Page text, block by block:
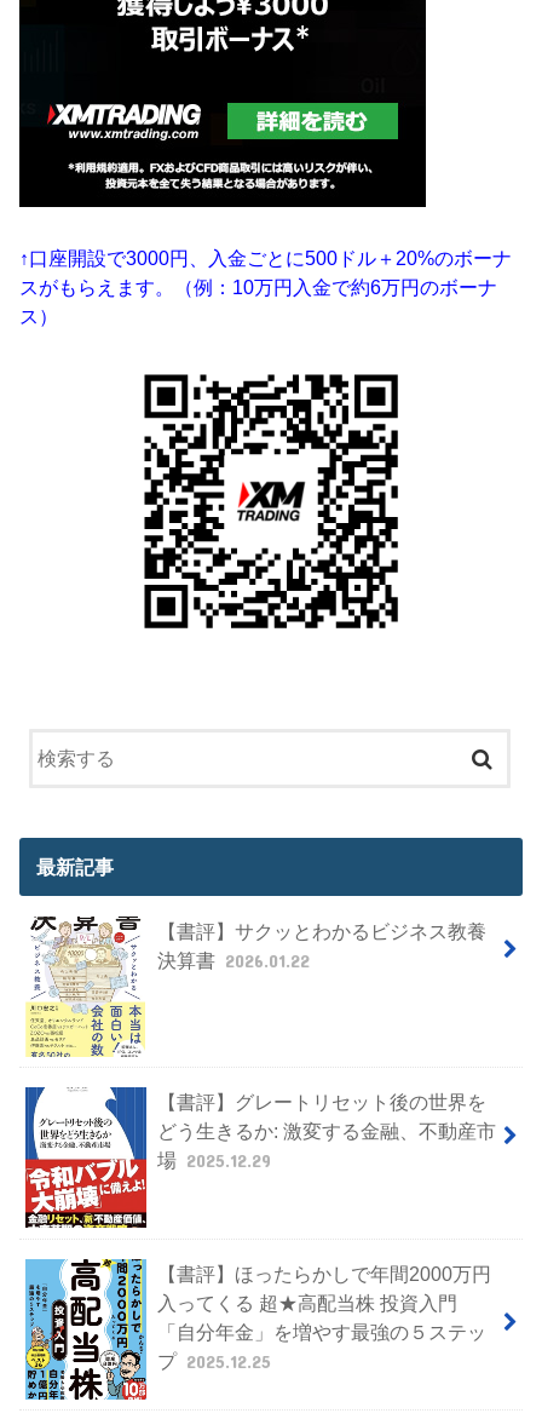
↑口座開設で3000円、入金ごとに500ドル＋20%のボーナ
スがもらえます。（例：10万円入金で約6万円のボーナ
ス）
最新記事
【書評】サクッとわかるビジネス教養
決算書 2026.01.22
【書評】グレートリセット後の世界を
どう生きるか: 激変する金融、不動産市
場 2025.12.29
【書評】ほったらかしで年間2000万円
入ってくる 超★高配当株 投資入門
「自分年金」を増やす最強の５ステッ
プ 2025.12.25